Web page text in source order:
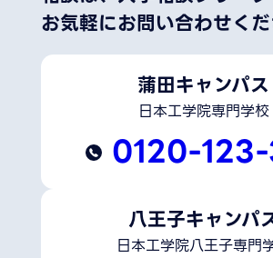
お気軽にお問い合わせくだ
蒲田キャンパス
日本工学院専門学校
0120-
八王子キャンパ
日本工学院八王子専門